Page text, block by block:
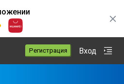
Регистрация Вход